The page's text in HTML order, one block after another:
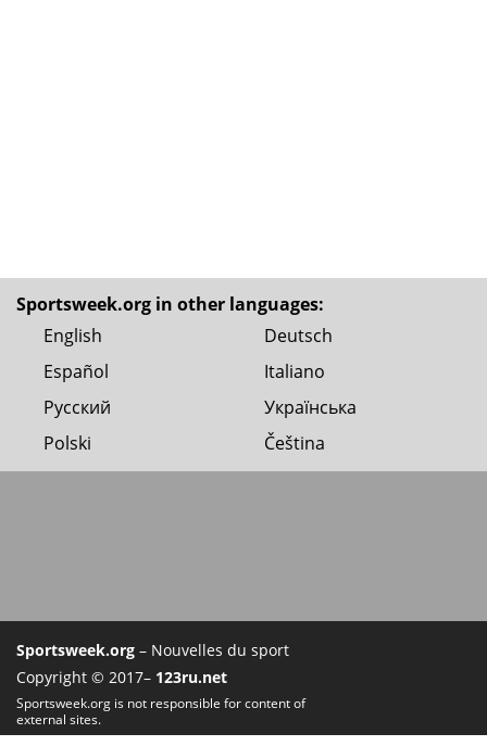
Sportsweek.org in other languages:
English
Deutsch
Español
Italiano
Русский
Українська
Polski
Čeština
Sportsweek.org – Nouvelles du sport
Copyright © 2017– 123ru.net
Sportsweek.org is not responsible for content of
external sites.